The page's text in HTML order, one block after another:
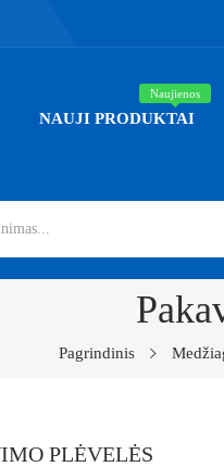
NAUJI PRODUKTAI
Naujienos
Pagrindinis
PLĖVELĖS